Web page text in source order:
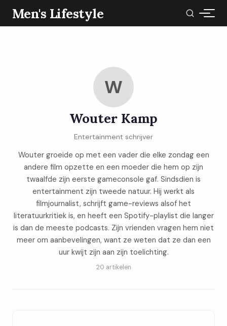
Men's Lifestyle
W
Wouter Kamp
Entertainment schrijver
Wouter groeide op met een vader die elke zondag een
andere film opzette en een moeder die hem op zijn
twaalfde zijn eerste gameconsole gaf. Sindsdien is
entertainment zijn tweede natuur. Hij werkt als
filmjournalist, schrijft game-reviews alsof het
literatuurkritiek is, en heeft een Spotify-playlist die langer
is dan de meeste podcasts. Zijn vrienden vragen hem niet
meer om aanbevelingen, want ze weten dat ze dan een
uur kwijt zijn aan zijn toelichting.
20 artikelen